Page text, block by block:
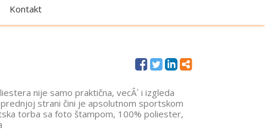
Kontakt
nije samo praktična, vecÂ´ i izgleda
strani čini je apsolutnom sportskom
torba sa foto štampom, 100% poliester,